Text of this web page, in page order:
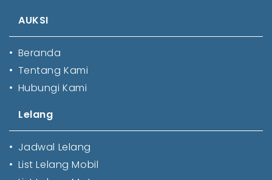
AUKSI
• Beranda
• Tentang Kami
• Hubungi Kami
Lelang
• Jadwal Lelang
• List Lelang Mobil